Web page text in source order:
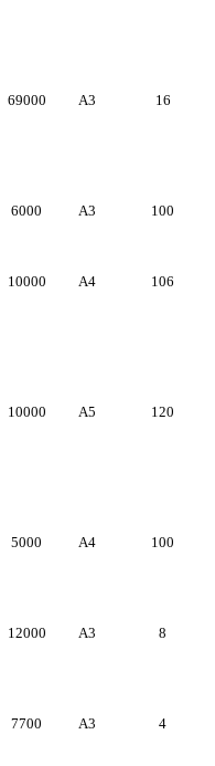
69000 А3 16
6000 А3 100
10000 А4 106
10000 А5 120
5000 А4 100
12000 А3 8
7700 А3 4